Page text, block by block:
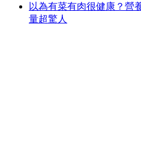
以為有菜有肉很健康？營
量超驚人